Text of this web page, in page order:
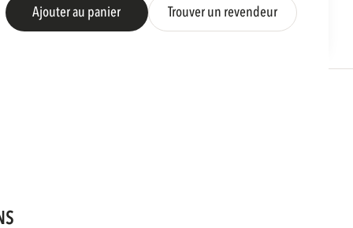
Ajouter au panier Trouver un revendeur